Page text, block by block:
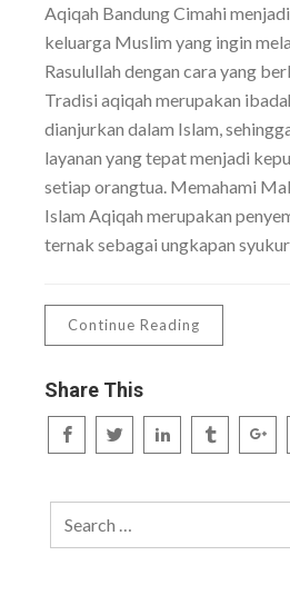
Aqiqah Bandung Cimahi
keluarga Muslim yang ingin
Rasulullah dengan cara yang
Tradisi aqiqah merupakan
dianjurkan dalam Islam,
layanan yang tepat menjadi
setiap orangtua. Memahami
Islam Aqiqah merupakan
ternak sebagai ungkapan
Continue Reading
Share This